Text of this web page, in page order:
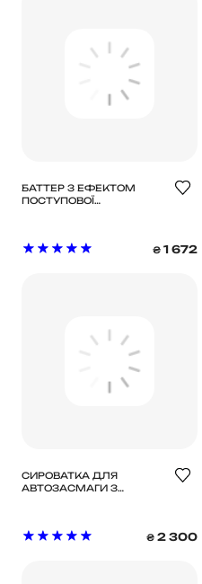
БАТТЕР З ЕФЕКТОМ
ПОСТУПОВОЇ
₴ 1 672
СИРОВАТКА ДЛЯ
АВТОЗАСМАГИ З
₴ 2 300